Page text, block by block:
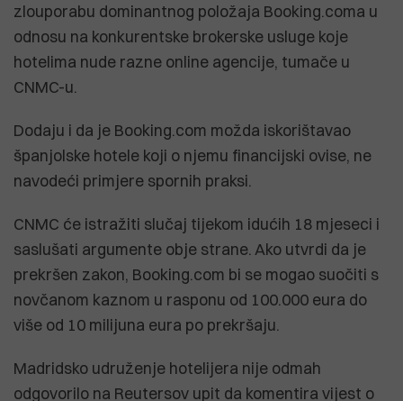
zlouporabu dominantnog položaja Booking.coma u
odnosu na konkurentske brokerske usluge koje
hotelima nude razne online agencije, tumače u
CNMC-u.
Dodaju i da je Booking.com možda iskorištavao
španjolske hotele koji o njemu financijski ovise, ne
navodeći primjere spornih praksi.
CNMC će istražiti slučaj tijekom idućih 18 mjeseci i
saslušati argumente obje strane. Ako utvrdi da je
prekršen zakon, Booking.com bi se mogao suočiti s
novčanom kaznom u rasponu od 100.000 eura do
više od 10 milijuna eura po prekršaju.
Madridsko udruženje hotelijera nije odmah
odgovorilo na Reutersov upit da komentira vijest o